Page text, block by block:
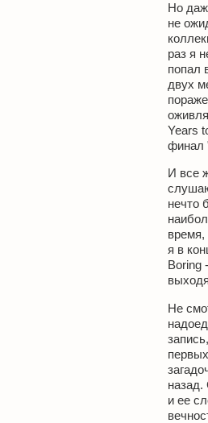
Но
не
раз я
попал
двух
Years
финал
И все
нечто
время,
я в
Boring
Не
назад.
и ее